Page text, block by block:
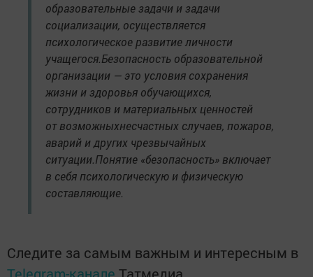
образовательные задачи и задачи
социализации, осуществляется
психологическое развитие личности
учащегося.Безопасность образовательной
организации — это условия сохранения
жизни и здоровья обучающихся,
сотрудников и материальных ценностей
от возможныхнесчастных случаев, пожаров,
аварий и других чрезвычайных
ситуации.Понятие «безопасность» включает
в себя психологическую и физическую
составляющие.
Следите за самым важным и интересным в